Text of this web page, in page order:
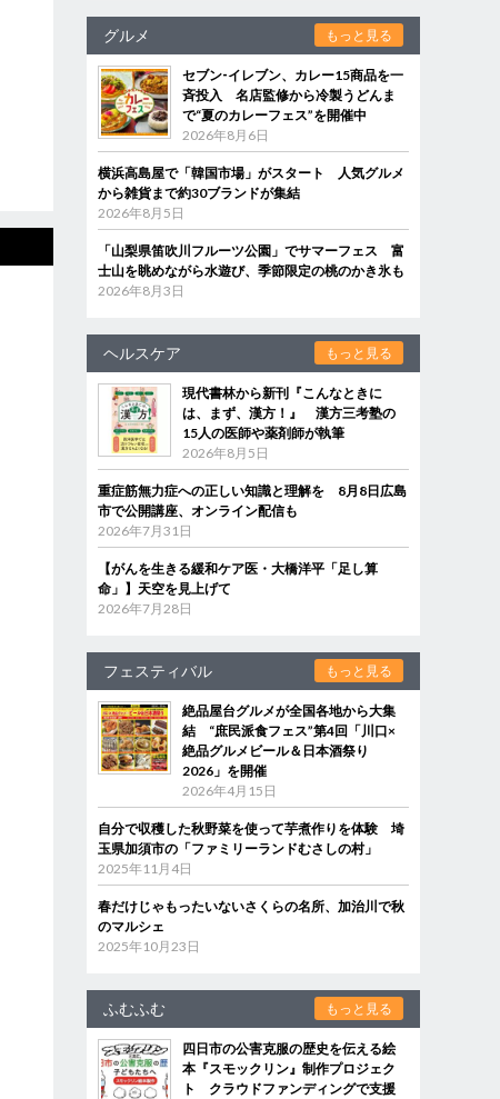
グルメ もっと見る
セブン‐イレブン、カレー15商品を一
斉投入 名店監修から冷製うどんま
で“夏のカレーフェス”を開催中
2026年8月6日
横浜高島屋で「韓国市場」がスタート 人気グルメ
から雑貨まで約30ブランドが集結
2026年8月5日
「山梨県笛吹川フルーツ公園」でサマーフェス 富
士山を眺めながら水遊び、季節限定の桃のかき氷も
2026年8月3日
ヘルスケア もっと見る
現代書林から新刊『こんなときに
は、まず、漢方！』 漢方三考塾の
15人の医師や薬剤師が執筆
2026年8月5日
重症筋無力症への正しい知識と理解を 8月8日広島
市で公開講座、オンライン配信も
2026年7月31日
【がんを生きる緩和ケア医・大橋洋平「足し算
命」】天空を見上げて
2026年7月28日
フェスティバル もっと見る
絶品屋台グルメが全国各地から大集
結 “庶民派食フェス”第4回「川口×
絶品グルメビール＆日本酒祭り
2026」を開催
2026年4月15日
自分で収穫した秋野菜を使って芋煮作りを体験 埼
玉県加須市の「ファミリーランドむさしの村」
2025年11月4日
春だけじゃもったいないさくらの名所、加治川で秋
のマルシェ
2025年10月23日
ふむふむ もっと見る
四日市の公害克服の歴史を伝える絵
本『スモックリン』制作プロジェク
ト クラウドファンディングで支援